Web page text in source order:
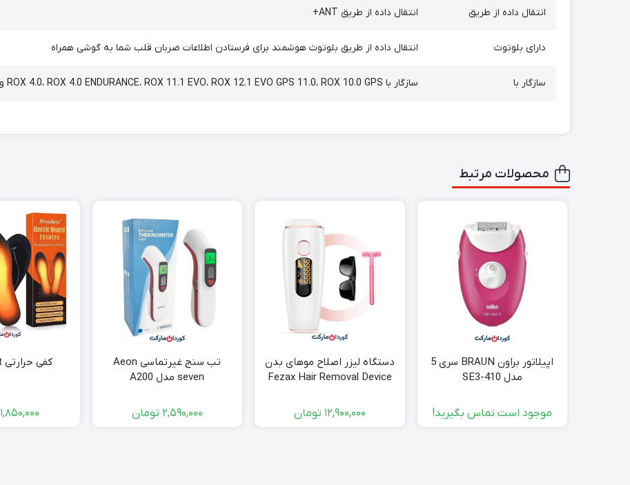
انتقال داده از طریق انتقال داده از طریق ANT+
دارای بلوتوث انتقال داده از طریق بلوتوث هوشمند برای فرستادن اطلاعات ضربان قلب شما به گوشی همراه
سازگار با سازگار با ROX 4.0، ROX 4.0 ENDURANCE، ROX 11.1 EVO، ROX 12.1 EVO GPS 11.0، ROX 10.0 GPS و تمام دستگاه‌های SIGMA با قابلیت ANT+ و BLE
محصولات مرتبط
اپیلاتور براون BRAUN سری 5
مدل SE3-410
موجود است تماس بگیرید!
دستگاه لیزر اصلاح موهای بدن
Fezax Hair Removal Device
12,900,000 تومان
تب سنج غیرتماسی Aeon
seven مدل A200
2,590,000 تومان
کفی حرارتی Mroobest
1,850,000